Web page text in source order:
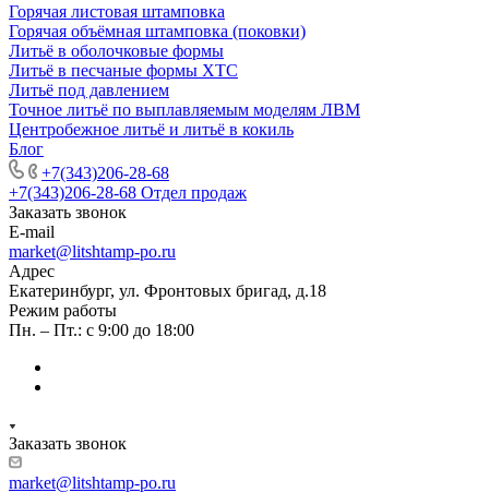
Горячая листовая штамповка
Горячая объёмная штамповка (поковки)
Литьё в оболочковые формы
Литьё в песчаные формы ХТС
Литьё под давлением
Точное литьё по выплавляемым моделям ЛВМ
Центробежное литьё и литьё в кокиль
Блог
+7(343)206-28-68
+7(343)206-28-68 Отдел продаж
Заказать звонок
E-mail
market@litshtamp-po.ru
Адрес
Екатеринбург, ул. Фронтовых бригад, д.18
Режим работы
Пн. – Пт.: с 9:00 до 18:00
Заказать звонок
market@litshtamp-po.ru